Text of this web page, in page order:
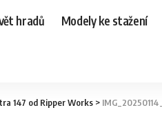
hradů Modely ke stažení
147 od Ripper Works >